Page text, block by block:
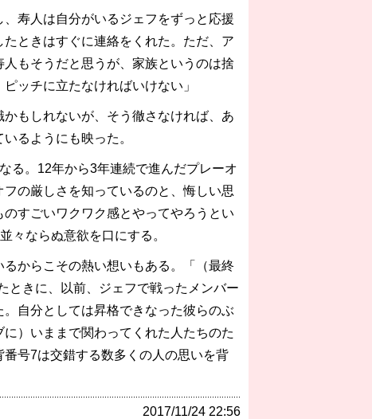
寿人は自分がいるジェフをずっと応援
ときはすぐに連絡をくれた。ただ、ア
もそうだと思うが、家族というのは捨
ッチに立たなければいけない」
もしれないが、そう徹さなければ、あ
るようにも映った。
る。12年から3年連続で進んだプレーオ
の厳しさを知っているのと、悔しい思
すごいワクワク感とやってやろうとい
々ならぬ意欲を口にする。
からこその熱い想いもある。「（最終
ときに、以前、ジェフで戦ったメンバー
自分としては昇格できなった彼らのぶ
）いままで関わってくれた人たちのた
号7は交錯する数多くの人の思いを背
2017/11/24 22:56